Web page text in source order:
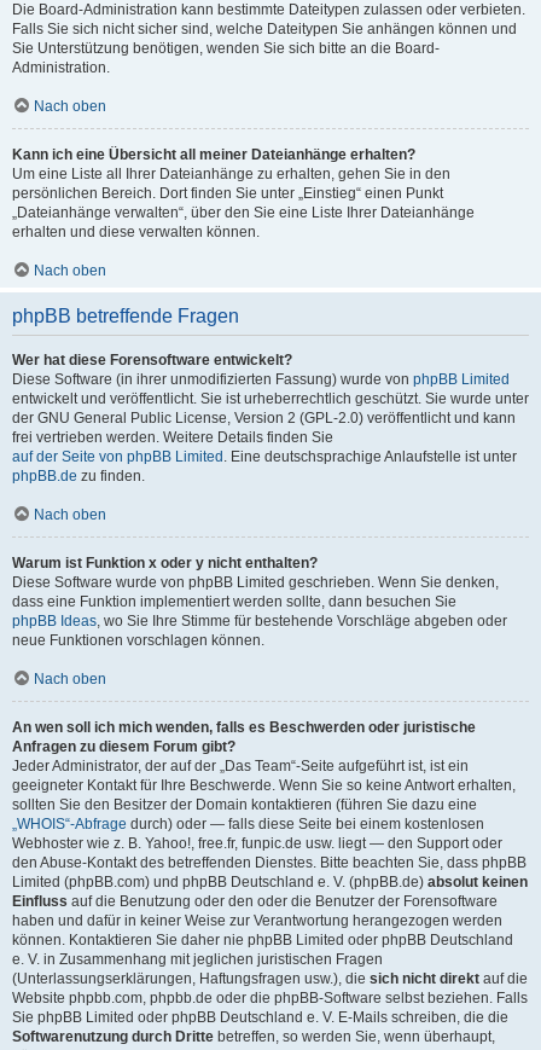
Die Board-Administration kann bestimmte Dateitypen zulassen oder verbieten.
Falls Sie sich nicht sicher sind, welche Dateitypen Sie anhängen können und
Sie Unterstützung benötigen, wenden Sie sich bitte an die Board-
Administration.
Nach oben
Kann ich eine Übersicht all meiner Dateianhänge erhalten?
Um eine Liste all Ihrer Dateianhänge zu erhalten, gehen Sie in den
persönlichen Bereich. Dort finden Sie unter „Einstieg“ einen Punkt
„Dateianhänge verwalten“, über den Sie eine Liste Ihrer Dateianhänge
erhalten und diese verwalten können.
Nach oben
phpBB betreffende Fragen
Wer hat diese Forensoftware entwickelt?
Diese Software (in ihrer unmodifizierten Fassung) wurde von phpBB Limited
entwickelt und veröffentlicht. Sie ist urheberrechtlich geschützt. Sie wurde unter
der GNU General Public License, Version 2 (GPL-2.0) veröffentlicht und kann
frei vertrieben werden. Weitere Details finden Sie
auf der Seite von phpBB Limited . Eine deutschsprachige Anlaufstelle ist unter
phpBB.de zu finden.
Nach oben
Warum ist Funktion x oder y nicht enthalten?
Diese Software wurde von phpBB Limited geschrieben. Wenn Sie denken,
dass eine Funktion implementiert werden sollte, dann besuchen Sie
phpBB Ideas, wo Sie Ihre Stimme für bestehende Vorschläge abgeben oder
neue Funktionen vorschlagen können.
Nach oben
An wen soll ich mich wenden, falls es Beschwerden oder juristische
Anfragen zu diesem Forum gibt?
Jeder Administrator, der auf der „Das Team“-Seite aufgeführt ist, ist ein
geeigneter Kontakt für Ihre Beschwerde. Wenn Sie so keine Antwort erhalten,
sollten Sie den Besitzer der Domain kontaktieren (führen Sie dazu eine
„WHOIS“-Abfrage durch) oder — falls diese Seite bei einem kostenlosen
Webhoster wie z. B. Yahoo!, free.fr, funpic.de usw. liegt — den Support oder
den Abuse-Kontakt des betreffenden Dienstes. Bitte beachten Sie, dass phpBB
Limited (phpBB.com) und phpBB Deutschland e. V. (phpBB.de) absolut keinen
Einfluss auf die Benutzung oder den oder die Benutzer der Forensoftware
haben und dafür in keiner Weise zur Verantwortung herangezogen werden
können. Kontaktieren Sie daher nie phpBB Limited oder phpBB Deutschland
e. V. in Zusammenhang mit jeglichen juristischen Fragen
(Unterlassungserklärungen, Haftungsfragen usw.), die sich nicht direkt auf die
Website phpbb.com, phpbb.de oder die phpBB-Software selbst beziehen. Falls
Sie phpBB Limited oder phpBB Deutschland e. V. E-Mails schreiben, die die
Softwarenutzung durch Dritte betreffen, so werden Sie, wenn überhaupt,